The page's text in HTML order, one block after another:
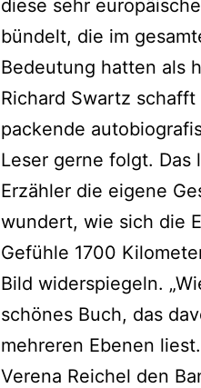
diese sehr
bündelt, die im
Bedeutung hatten als
Richard Swartz
packende
Leser gerne folgt. Das
Erzähler die eigene
wundert, wie sich die
Gefühle 1700
Bild widerspiegeln.
schönes Buch, das
mehreren Ebenen
Verena Reichel den